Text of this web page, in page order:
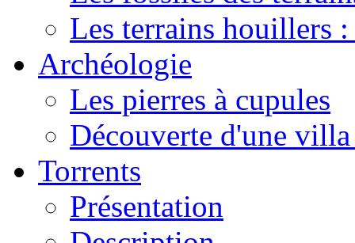
Les terrains houillers
Archéologie
Les pierres à cupules
Découverte d'une
Torrents
Présentation